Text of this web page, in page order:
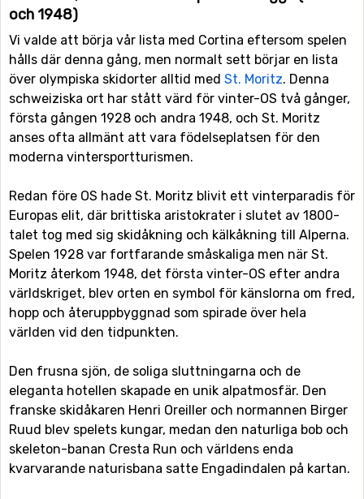
och 1948)
Vi valde att börja vår lista med Cortina eftersom spelen
hålls där denna gång, men normalt sett börjar en lista
över olympiska skidorter alltid med St. Moritz. Denna
schweiziska ort har stått värd för vinter-OS två gånger,
första gången 1928 och andra 1948, och St. Moritz
anses ofta allmänt att vara födelseplatsen för den
moderna vintersportturismen.
Redan före OS hade St. Moritz blivit ett vinterparadis för
Europas elit, där brittiska aristokrater i slutet av 1800-
talet tog med sig skidåkning och kälkåkning till Alperna.
Spelen 1928 var fortfarande småskaliga men när St.
Moritz återkom 1948, det första vinter-OS efter andra
världskriget, blev orten en symbol för känslorna om fred,
hopp och återuppbyggnad som spirade över hela
världen vid den tidpunkten.
Den frusna sjön, de soliga sluttningarna och de
eleganta hotellen skapade en unik alpatmosfär. Den
franske skidåkaren Henri Oreiller och normannen Birger
Ruud blev spelets kungar, medan den naturliga bob och
skeleton-banan Cresta Run och världens enda
kvarvarande naturisbana satte Engadindalen på kartan.